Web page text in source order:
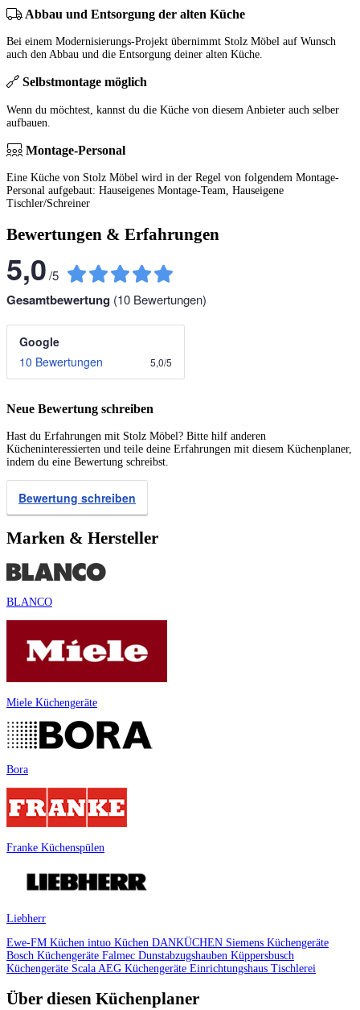
Abbau und Entsorgung der alten Küche
Bei einem Modernisierungs-Projekt übernimmt Stolz Möbel auf Wunsch
auch den Abbau und die Entsorgung deiner alten Küche.
Selbstmontage möglich
Wenn du möchtest, kannst du die Küche von diesem Anbieter auch selber
aufbauen.
Montage-Personal
Eine Küche von Stolz Möbel wird in der Regel von folgendem Montage-
Personal aufgebaut: Hauseigenes Montage-Team, Hauseigene
Tischler/Schreiner
Bewertungen & Erfahrungen
5,0/5
Gesamtbewertung (10 Bewertungen)
Google
10 Bewertungen
5,0/5
Neue Bewertung schreiben
Hast du Erfahrungen mit Stolz Möbel? Bitte hilf anderen
Kücheninteressierten und teile deine Erfahrungen mit diesem Küchenplaner,
indem du eine Bewertung schreibst.
Bewertung schreiben
Marken & Hersteller
BLANCO
Miele Küchengeräte
Bora
Franke Küchenspülen
Liebherr
Ewe-FM Küchen intuo Küchen DANKÜCHEN Siemens Küchengeräte
Bosch Küchengeräte Falmec Dunstabzugshauben Küppersbusch
Küchengeräte Scala AEG Küchengeräte Einrichtungshaus Tischlerei
Über diesen Küchenplaner